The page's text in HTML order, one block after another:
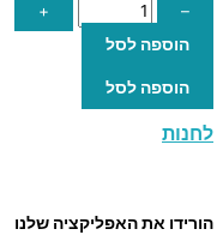
–
+
הוספה לסל
הוספה לסל
לחנות
הורידו את האפליקציה שלנו